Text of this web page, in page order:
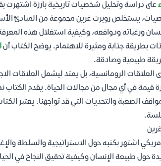
على دراسة وتحليل شخصيات تاريخية بارزة اشتهرت
يستخلص روبرت غرين مجموعة من المبادئ
ورغباته ودوافعه، وكيفية استغلال هذه
بطريقة جذابة ومثيرة للاهتمام. يوضح الكتاب أن
طبيعية وصادقة.
العلاقات الرومانسية، بل يمتد ليشمل العلاقات
قيمة في أي مجال من مجالات الحياة. يقدم الكتاب
الصعبة والتحديات التي قد تواجهنا. يعتبر
اشتهر بكتبه حول الاستراتيجية والسلطة
حول طبيعة الإنسان وكيفية تحقيق النجاح في